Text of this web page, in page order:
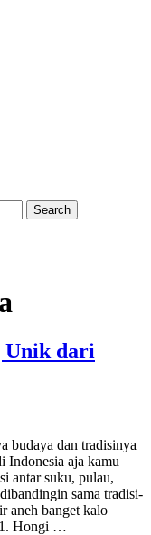
Unik dari
budaya dan tradisinya
Indonesia aja kamu
antar suku, pulau,
sama tradisi-
aneh banget kalo
1. Hongi …